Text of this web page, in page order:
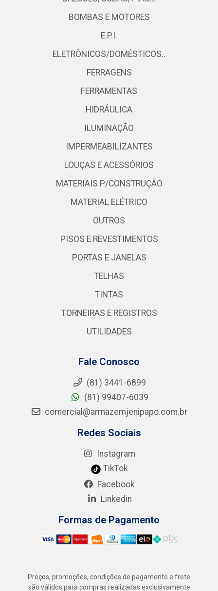
BOMBAS E MOTORES
E.P.I.
ELETRÔNICOS/DOMÉSTICOS..
FERRAGENS
FERRAMENTAS
HIDRÁULICA
ILUMINAÇÃO
IMPERMEABILIZANTES
LOUÇAS E ACESSÓRIOS
MATERIAIS P/CONSTRUÇÃO
MATERIAL ELÉTRICO
OUTROS
PISOS E REVESTIMENTOS
PORTAS E JANELAS
TELHAS
TINTAS
TORNEIRAS E REGISTROS
UTILIDADES
Fale Conosco
(81) 3441-6899
(81) 99407-6039
comercial@armazemjenipapo.com.br
Redes Sociais
Instagram
TikTok
Facebook
Linkedin
Formas de Pagamento
Preços, promoções, condições de pagamento e frete
são válidos para compras realizadas exclusivamente